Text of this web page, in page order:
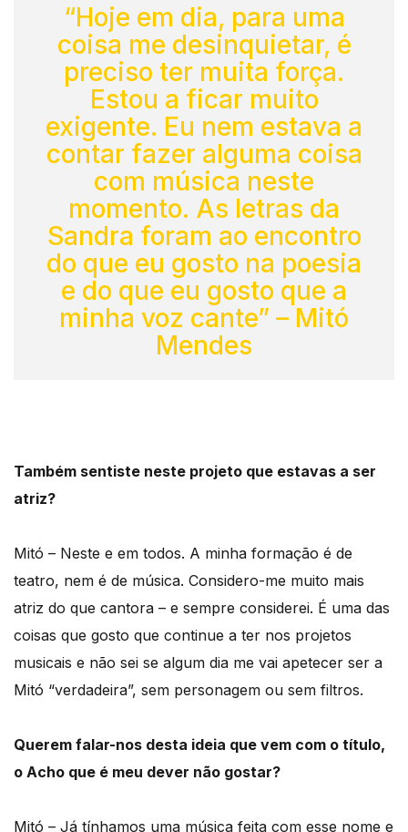
“Hoje em dia, para uma
coisa me desinquietar, é
preciso ter muita força.
Estou a ficar muito
exigente. Eu nem estava a
contar fazer alguma coisa
com música neste
momento. As letras da
Sandra foram ao encontro
do que eu gosto na poesia
e do que eu gosto que a
minha voz cante” – Mitó
Mendes
Também sentiste neste projeto que estavas a ser
atriz?
Mitó – Neste e em todos. A minha formação é de
teatro, nem é de música. Considero-me muito mais
atriz do que cantora – e sempre considerei. É uma das
coisas que gosto que continue a ter nos projetos
musicais e não sei se algum dia me vai apetecer ser a
Mitó “verdadeira”, sem personagem ou sem filtros.
Querem falar-nos desta ideia que vem com o título,
o Acho que é meu dever não gostar?
Mitó – Já tínhamos uma música feita com esse nome e